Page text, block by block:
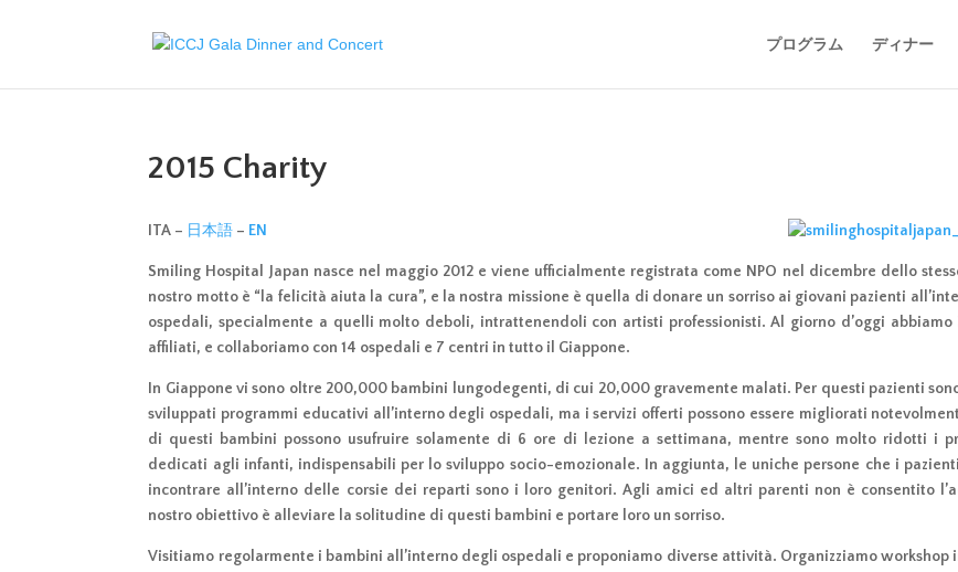
プログラム ディナー
2015 Charity
ITA – 日本語 – EN
Smiling Hospital Japan nasce nel maggio 2012 e viene ufficialmente registrata come NPO nel dicembre dello
nostro motto è “la felicità aiuta la cura”, e la nostra missione è quella di donare un sorriso ai giovani pazienti
ospedali, specialmente a quelli molto deboli, intrattenendoli con artisti professionisti. Al giorno d’oggi abbiamo
affiliati, e collaboriamo con 14 ospedali e 7 centri in tutto il Giappone.
In Giappone vi sono oltre 200,000 bambini lungodegenti, di cui 20,000 gravemente malati. Per questi pazienti
sviluppati programmi educativi all’interno degli ospedali, ma i servizi offerti possono essere migliorati
di questi bambini possono usufruire solamente di 6 ore di lezione a settimana, mentre sono molto ridotti i
dedicati agli infanti, indispensabili per lo sviluppo socio-emozionale. In aggiunta, le uniche persone che i
incontrare all’interno delle corsie dei reparti sono i loro genitori. Agli amici ed altri parenti non è consentito
nostro obiettivo è alleviare la solitudine di questi bambini e portare loro un sorriso.
Visitiamo regolarmente i bambini all’interno degli ospedali e proponiamo diverse attività. Organizziamo workshop